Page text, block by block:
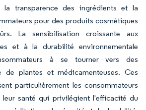
la transparence des ingrédients et la
pour des produits cosmétiques
La sensibilisation croissante aux
et à la durabilité environnementale
à se tourner vers des
de plantes et médicamenteuses. Ces
particulièrement les consommateurs
leur santé qui privilégient l'efficacité du